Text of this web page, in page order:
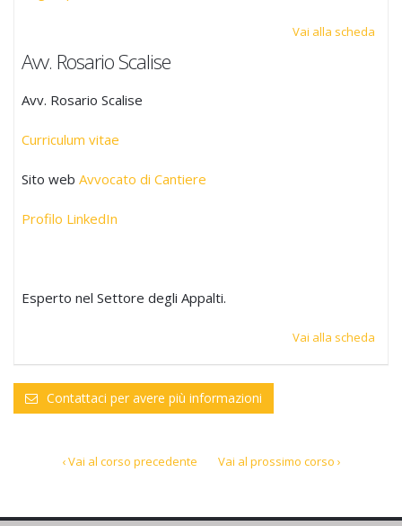
Vai alla scheda
Avv. Rosario Scalise
Avv. Rosario Scalise
Curriculum vitae
Sito web Avvocato di Cantiere
Profilo LinkedIn
Esperto nel Settore degli Appalti.
Vai alla scheda
Contattaci per avere più informazioni
‹ Vai al corso precedente Vai al prossimo corso ›